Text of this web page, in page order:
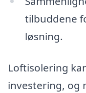
tilbuddene
løsning.
Loftisolering
investering, og